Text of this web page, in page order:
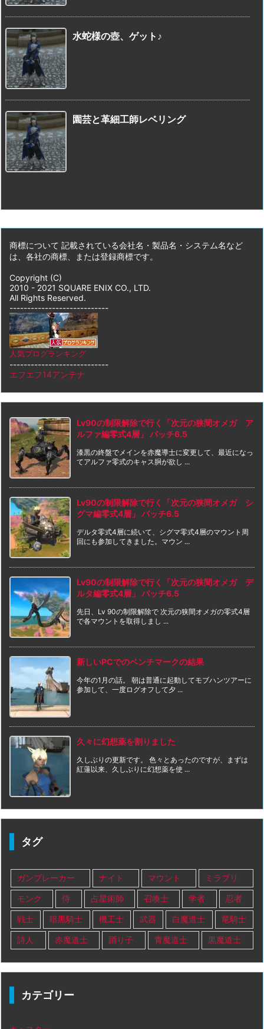
水蛇様の壺、ゲット♪
園芸と革細工師レベリング
商標について 記載されている会社名・製品名・システム名など
は、各社の商標、または登録商標です。
Copyright (C)
2010 - 2021 SQUARE ENIX CO., LTD.
All Rights Reserved.
----------------------------
人気ブログランキング
----------------------------
エフエフ14アンテナ
Lv90の制限解除で行く「次元の狭間オメガ ア
ルファ編零式4層」 パッチ6.5
漆黒の終盤でメインを赤魔導士に変更して、最近になっ
てアルファ零式のキャス胴が欲し ...
Lv90の制限解除で行く「次元の狭間オメガ シ
グマ編零式4層」 パッチ6.5
デルタ零式4層に続いて、シグマ零式4層のマウント周
回にも参加してきました。マウン ...
Lv90の制限解除で行く「次元の狭間オメガ デ
ルタ編零式4層」 パッチ6.5
先日、Lv 90の制限解除で 次元の狭間オメガの零式4層
で各マウントを取得しまし ...
新しいPCでのベンチマークの結果
今年の1月の話。 朝は普通に起動してモブハンツアーに
参加して、一度ログオフして夕 ...
久々に幻想薬を割りました
久しぶりの更新です。 色々とあったのですが、まずは
紅蓮以来、久しぶりに幻想薬を使 ...
タグ
ガンブレーカー ナイト マウント ミラプリ
モンク 侍 占星術師 召喚士 学者 忍者
戦士 暗黒騎士 機工士 武器 白魔道士 竜騎士
詩人 赤魔道士 踊り子 青魔道士 黒魔道士
カテゴリー